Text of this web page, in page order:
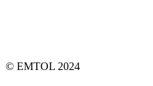
© EMTOL 2024